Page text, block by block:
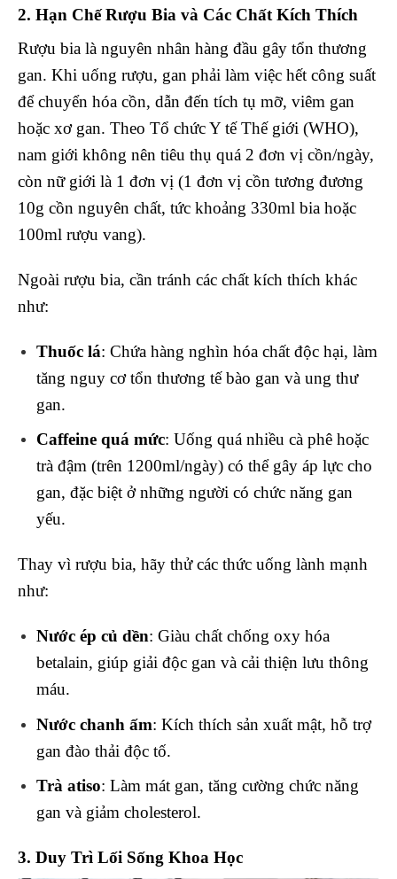
2. Hạn Chế Rượu Bia và Các Chất Kích Thích
Rượu bia là nguyên nhân hàng đầu gây tổn thương
gan. Khi uống rượu, gan phải làm việc hết công suất
để chuyển hóa cồn, dẫn đến tích tụ mỡ, viêm gan
hoặc xơ gan. Theo Tổ chức Y tế Thế giới (WHO),
nam giới không nên tiêu thụ quá 2 đơn vị cồn/ngày,
còn nữ giới là 1 đơn vị (1 đơn vị cồn tương đương
10g cồn nguyên chất, tức khoảng 330ml bia hoặc
100ml rượu vang).
Ngoài rượu bia, cần tránh các chất kích thích khác
như:
Thuốc lá: Chứa hàng nghìn hóa chất độc hại, làm
tăng nguy cơ tổn thương tế bào gan và ung thư
gan.
Caffeine quá mức: Uống quá nhiều cà phê hoặc
trà đậm (trên 1200ml/ngày) có thể gây áp lực cho
gan, đặc biệt ở những người có chức năng gan
yếu.
Thay vì rượu bia, hãy thử các thức uống lành mạnh
như:
Nước ép củ dền: Giàu chất chống oxy hóa
betalain, giúp giải độc gan và cải thiện lưu thông
máu.
Nước chanh ấm: Kích thích sản xuất mật, hỗ trợ
gan đào thải độc tố.
Trà atiso: Làm mát gan, tăng cường chức năng
gan và giảm cholesterol.
3. Duy Trì Lối Sống Khoa Học